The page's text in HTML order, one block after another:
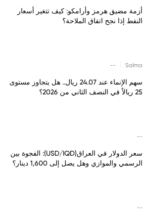
أزمة مضيق هرمز وأرامكو: كيف تتغير أسعار
النفط إذا نجح اتفاق الملاحة؟
Salma
--
سهم الإنماء عند 24.07 ريال.. هل يتجاوز مستوى
25 ريالاً في النصف الثاني من 2026؟
--
سعر الدولار في العراق(USD/IQD): الفجوة بين
الرسمي والموازي وهل يصل إلى 1,600 دينار؟
--